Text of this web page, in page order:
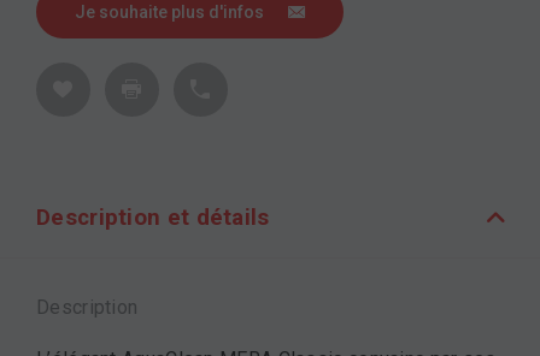
Je souhaite plus d'infos
Description et détails
Description